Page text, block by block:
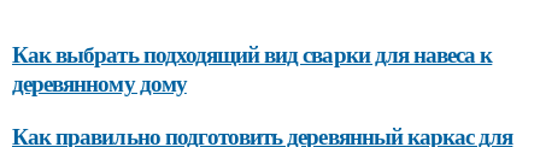
Как выбрать подходящий вид сварки для навеса к
деревянному дому
Как правильно подготовить деревянный каркас для